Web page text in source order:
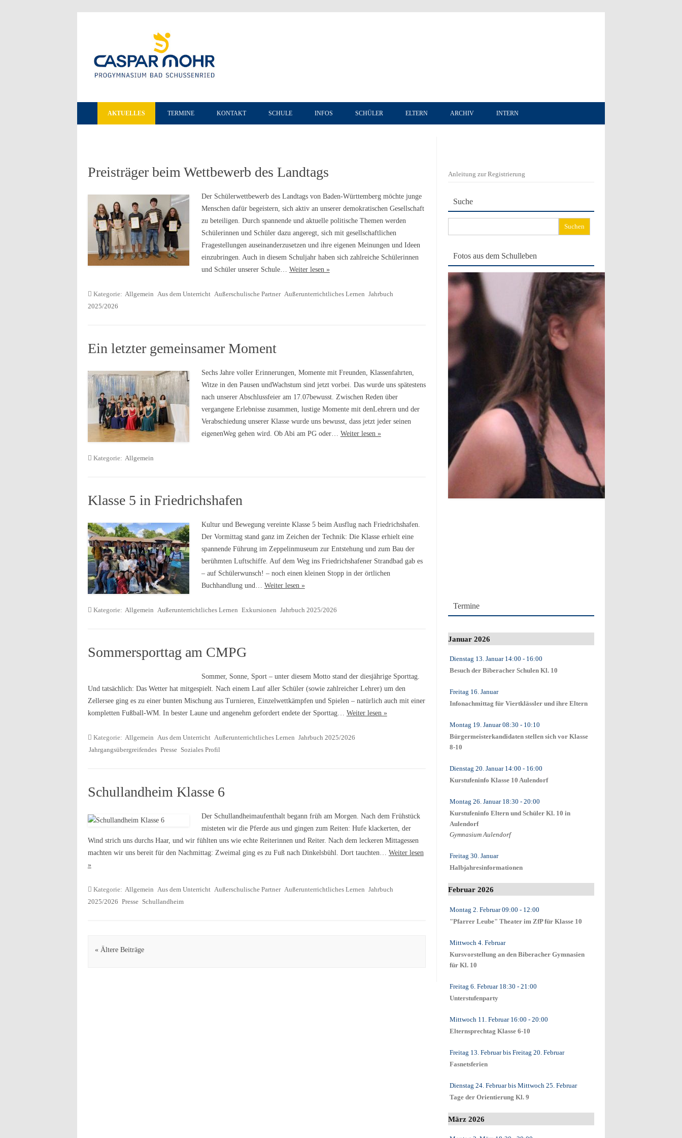
AKTUELLES TERMINE KONTAKT SCHULE INFOS SCHÜLER ELTERN ARCHIV INTERN
Preisträger beim Wettbewerb des Landtags
Der Schülerwettbewerb des Landtags von Baden-Württemberg möchte junge
Menschen dafür begeistern, sich aktiv an unserer demokratischen Gesellschaft
zu beteiligen. Durch spannende und aktuelle politische Themen werden
Schülerinnen und Schüler dazu angeregt, sich mit gesellschaftlichen
Fragestellungen auseinanderzusetzen und ihre eigenen Meinungen und Ideen
einzubringen. Auch in diesem Schuljahr haben sich zahlreiche Schülerinnen
und Schüler unserer Schule… Weiter lesen »
Kategorie: Allgemein Aus dem Unterricht Außerschulische Partner Außerunterrichtliches Lernen Jahrbuch
2025/2026
Ein letzter gemeinsamer Moment
Sechs Jahre voller Erinnerungen, Momente mit Freunden, Klassenfahrten,
Witze in den Pausen undWachstum sind jetzt vorbei. Das wurde uns spätestens
nach unserer Abschlussfeier am 17.07bewusst. Zwischen Reden über
vergangene Erlebnisse zusammen, lustige Momente mit denLehrern und der
Verabschiedung unserer Klasse wurde uns bewusst, dass jetzt jeder seinen
eigenenWeg gehen wird. Ob Abi am PG oder… Weiter lesen »
Kategorie: Allgemein
Klasse 5 in Friedrichshafen
Kultur und Bewegung vereinte Klasse 5 beim Ausflug nach Friedrichshafen.
Der Vormittag stand ganz im Zeichen der Technik: Die Klasse erhielt eine
spannende Führung im Zeppelinmuseum zur Entstehung und zum Bau der
berühmten Luftschiffe. Auf dem Weg ins Friedrichshafener Strandbad gab es
– auf Schülerwunsch! – noch einen kleinen Stopp in der örtlichen
Buchhandlung und… Weiter lesen »
Kategorie: Allgemein Außerunterrichtliches Lernen Exkursionen Jahrbuch 2025/2026
Sommersporttag am CMPG
Sommer, Sonne, Sport – unter diesem Motto stand der diesjährige Sporttag.
Und tatsächlich: Das Wetter hat mitgespielt. Nach einem Lauf aller Schüler (sowie zahlreicher Lehrer) um den
Zellersee ging es zu einer bunten Mischung aus Turnieren, Einzelwettkämpfen und Spielen – natürlich auch mit einer
kompletten Fußball-WM. In bester Laune und angenehm gefordert endete der Sporttag… Weiter lesen »
Kategorie: Allgemein Aus dem Unterricht Außerunterrichtliches Lernen Jahrbuch 2025/2026
Jahrgangsübergreifendes Presse Soziales Profil
Schullandheim Klasse 6
Der Schullandheimaufenthalt begann früh am Morgen. Nach dem Frühstück
misteten wir die Pferde aus und gingen zum Reiten: Hufe klackerten, der
Wind strich uns durchs Haar, und wir fühlten uns wie echte Reiterinnen und Reiter. Nach dem leckeren Mittagessen
machten wir uns bereit für den Nachmittag: Zweimal ging es zu Fuß nach Dinkelsbühl. Dort tauchten… Weiter lesen
»
Kategorie: Allgemein Aus dem Unterricht Außerschulische Partner Außerunterrichtliches Lernen Jahrbuch
2025/2026 Presse Schullandheim
Artikel Navigation
« Ältere Beiträge
Anleitung zur Registrierung
Suche
nach:
Fotos aus dem Schulleben
Termine
Januar 2026
Dienstag 13. Januar14:00 - 16:00
Besuch der Biberacher Schulen Kl. 10
Freitag 16. Januar
Infonachmittag für Viertklässler und ihre Eltern
Montag 19. Januar08:30 - 10:10
Bürgermeisterkandidaten stellen sich vor Klasse
8-10
Dienstag 20. Januar14:00 - 16:00
Kurstufeninfo Klasse 10 Aulendorf
Montag 26. Januar18:30 - 20:00
Kurstufeninfo Eltern und Schüler Kl. 10 in
Aulendorf
Gymnasium Aulendorf
Freitag 30. Januar
Halbjahresinformationen
Februar 2026
Montag 2. Februar09:00 - 12:00
"Pfarrer Leube" Theater im ZfP für Klasse 10
Mittwoch 4. Februar
Kursvorstellung an den Biberacher Gymnasien
für Kl. 10
Freitag 6. Februar18:30 - 21:00
Unterstufenparty
Mittwoch 11. Februar16:00 - 20:00
Elternsprechtag Klasse 6-10
Freitag 13. Februarbis Freitag 20. Februar
Fasnetsferien
Dienstag 24. Februarbis Mittwoch 25. Februar
Tage der Orientierung Kl. 9
März 2026